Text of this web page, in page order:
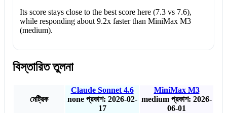
Its score stays close to the best score here (7.3 vs 7.6),
while responding about 9.2x faster than MiniMax M3
(medium).
বিস্তারিত তুলনা
মেট্রিক
Claude Sonnet 4.6
none প্রকাশ: 2026-02-
17
MiniMax M3
medium প্রকাশ: 2026-
06-01